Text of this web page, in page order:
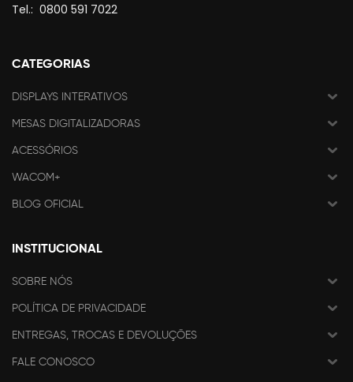
Tel.: 0800 591 7022
CATEGORIAS
DISPLAYS INTERATIVOS
MESAS DIGITALIZADORAS
ACESSÓRIOS
WACOM+
BLOG OFICIAL
INSTITUCIONAL
SOBRE NÓS
POLÍTICA DE PRIVACIDADE
ENTREGAS, TROCAS E DEVOLUÇÕES
FALE CONOSCO